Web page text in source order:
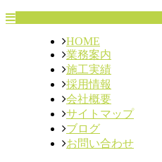
HOME
業務案内
施工実績
採用情報
会社概要
サイトマップ
ブログ
お問い合わせ